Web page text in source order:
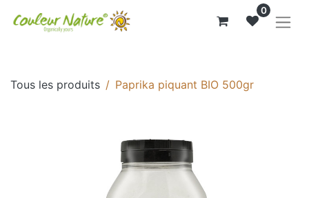
0
Tous les produits Paprika piquant BIO 500gr